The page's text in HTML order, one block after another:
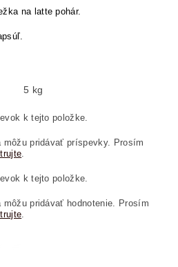
na latte pohár.
5 kg
k tejto položke.
môžu pridávať príspevky. Prosím
.
k tejto položke.
pridávať hodnotenie. Prosím
.